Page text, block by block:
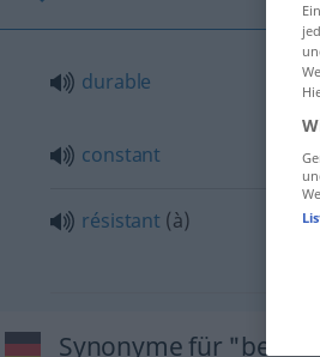
durable
constant
résistant (à)
Synonyme für